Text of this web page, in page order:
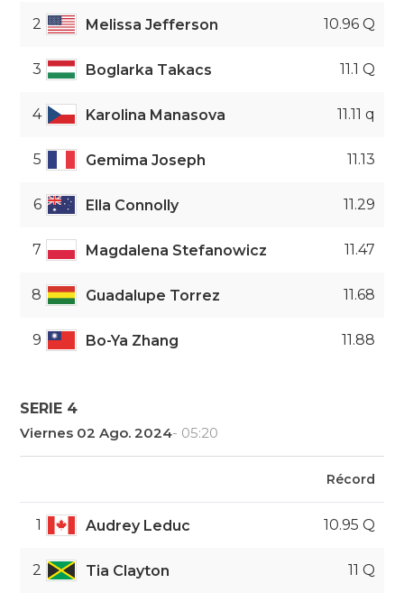
2 Melissa Jefferson 10.96 Q
3 Boglarka Takacs 11.1 Q
4 Karolina Manasova 11.11 q
5 Gemima Joseph 11.13
6 Ella Connolly 11.29
7 Magdalena Stefanowicz 11.47
8 Guadalupe Torrez 11.68
9 Bo-Ya Zhang 11.88
SERIE 4
Viernes 02 Ago. 2024- 05:20
Récord
1 Audrey Leduc 10.95 Q
2 Tia Clayton 11 Q